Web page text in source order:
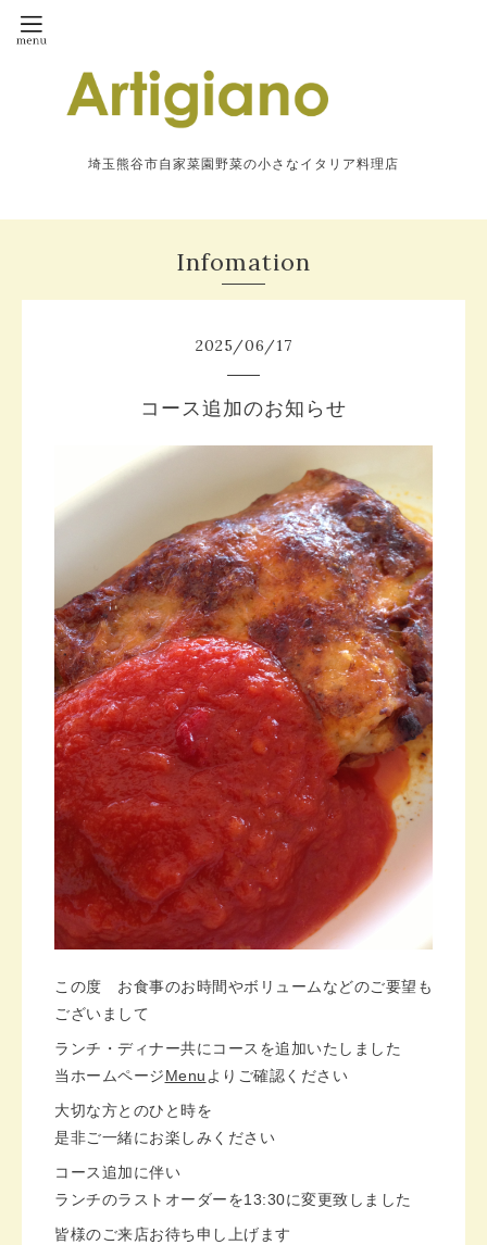
埼玉熊谷市自家菜園野菜の小さなイタリア料理店
Infomation
2025/06/17
コース追加のお知らせ
この度 お食事のお時間やボリュームなどのご要望も
ございまして
ランチ・ディナー共にコースを追加いたしました
当ホームページMenuよりご確認ください
大切な方とのひと時を
是非ご一緒にお楽しみください
コース追加に伴い
ランチのラストオーダーを13:30に変更致しました
皆様のご来店お待ち申し上げます